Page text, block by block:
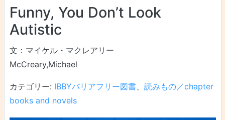
Funny, You Don’t Look
Autistic
文：マイケル・マクレアリー
McCreary,Michael
カテゴリー: IBBYバリアフリー図書、 読みもの／chapter
books and novels